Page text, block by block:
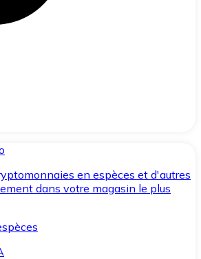
en espèces et d'autres
dans votre magasin le plus